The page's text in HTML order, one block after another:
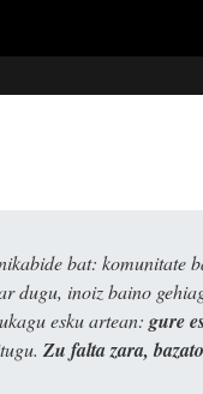
bat: komunitate
dugu, inoiz baino
esku artean: gure
Zu falta zara,